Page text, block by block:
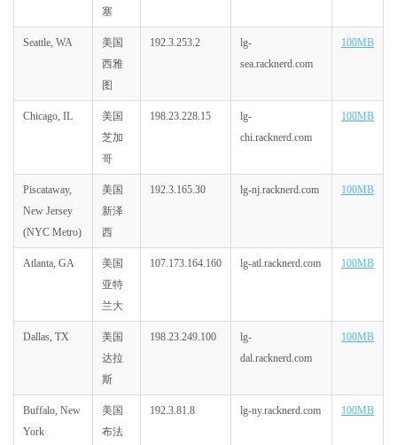
塞
Seattle, WA
美国
西雅
图
192.3.253.2
lg-
sea.racknerd.com
100MB
Chicago, IL
美国
芝加
哥
198.23.228.15
lg-
chi.racknerd.com
100MB
Piscataway,
New Jersey
(NYC Metro)
美国
新泽
西
192.3.165.30 lg-nj.racknerd.com 100MB
Atlanta, GA
美国
亚特
兰大
107.173.164.160 lg-atl.racknerd.com 100MB
Dallas, TX
美国
达拉
斯
198.23.249.100
lg-
dal.racknerd.com
100MB
Buffalo, New
York
美国
布法
192.3.81.8 lg-ny.racknerd.com 100MB